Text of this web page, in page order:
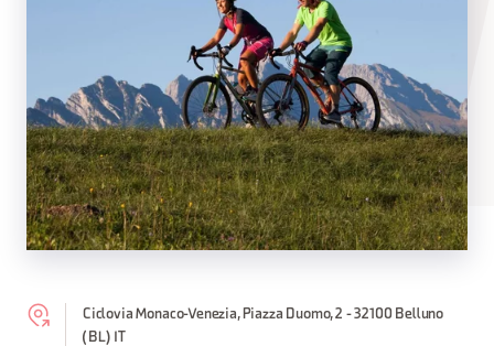
Ciclovia Monaco-Venezia, Piazza Duomo, 2 - 32100 Belluno
(BL) IT